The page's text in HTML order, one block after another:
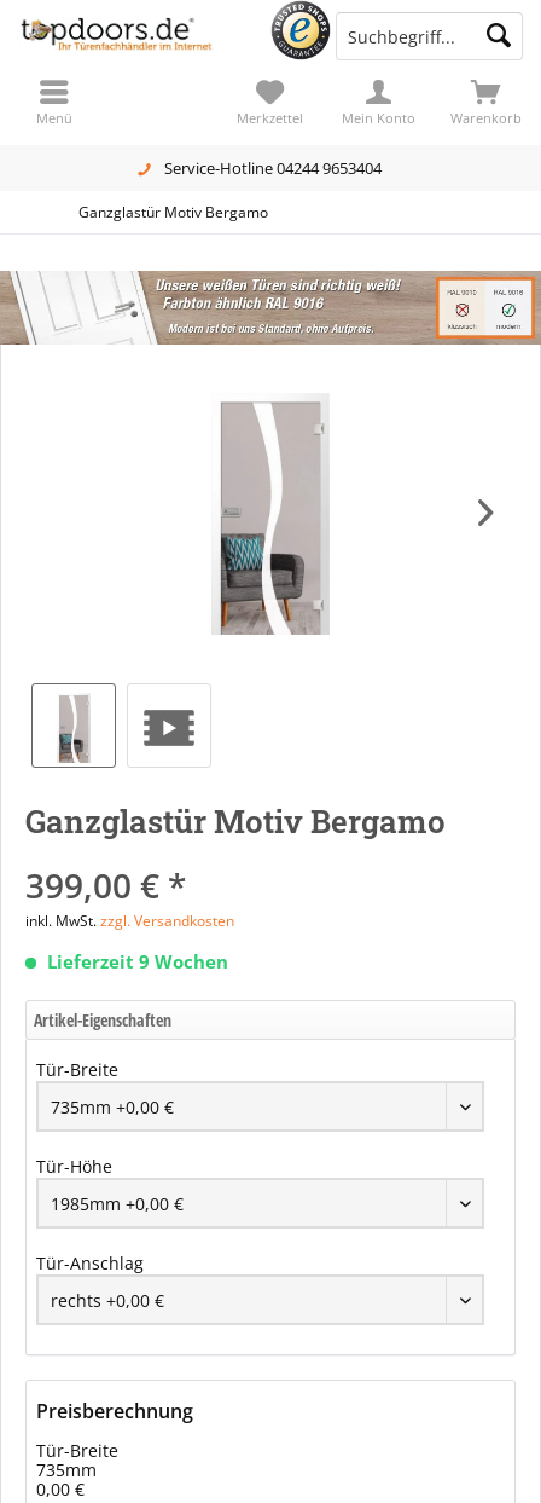
Service-Hotline 04244 9653404
Warenkorb
Merkzettel Mein Konto
Menü
Ganzglastür Motiv Bergamo
Ganzglastür Motiv Bergamo
399,00 € *
inkl. MwSt.zzgl. Versandkosten
Lieferzeit 9 Wochen
Artikel-Eigenschaften
Tür-Breite
Tür-Höhe
Tür-Anschlag
Preisberechnung
Tür-Breite
735mm
0,00 €